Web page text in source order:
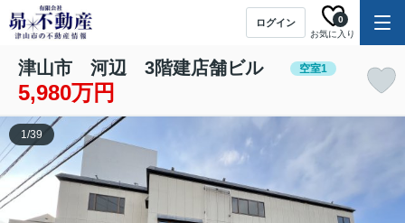
ログイン
お気に入り
0
津山市 河辺 3階建店舗ビル 空室1
5,980万円
1/39